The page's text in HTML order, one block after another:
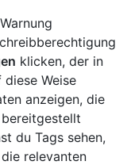
klicken, der in
Weise
anzeigen, die
du Tags sehen,
relevanten